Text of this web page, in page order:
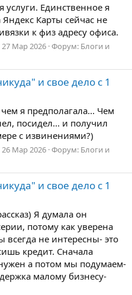
услуги. Единственное я
Карты сейчас не
к физ адресу офиса.
27 Мар 2026 Форум: Блоги и
и свое дело с 1
я предполагала... Чем
посидел... и получил
с извинениями?)
26 Мар 2026 Форум: Блоги и
и свое дело с 1
Я думала он
потому как уверена
всегда не интересны- это
кредит. Сначала
а потом мы подумаем-
малому бизнесу-